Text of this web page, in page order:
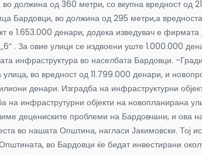
должина од 360 метри, со вкупна вредност од
Бардовци, во должина од 295 метри,а
е 1.653.000 денари, додека изведувач е
. За овие улици се издвоени уште 1.000.000
инфраструктура во населбата Бардовци. -
во вредност од 11.799.000 денари, и
денари. Изградба на инфраструктурни
инфраструтурни објекти на новопланирана
децениските проблеми на Бардовчани, и ова
во нашата Општина, нагласи Јакимовски. Тој
во Бардовци ќе бидат инвестирани